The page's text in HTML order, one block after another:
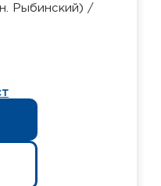
Рыбинский) /